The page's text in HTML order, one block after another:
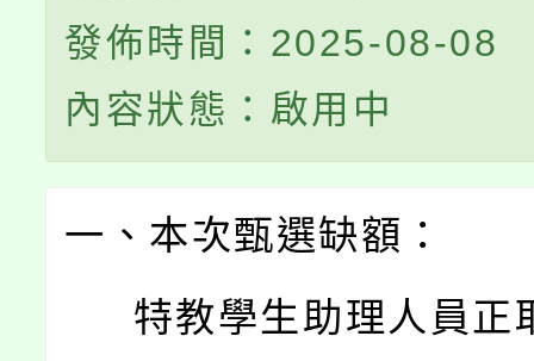
發佈時間：2025-08-08
內容狀態：啟用中
一、本次甄選缺額：
特教學生助理人員正